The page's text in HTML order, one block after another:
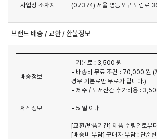
사업장 소재지 (07374) 서울 영등포구 도림로
브랜드 배송 / 교환 / 환불정보
배송정보
- 기본료 : 3,500 원
- 배송비 무료 조건 : 70,000 원 (
경우 기본료만 무료가 됩니다.)
- 제주 / 도서산간 추가비용 :
제작정보 - 5 일 이내
[교환/반품기간] 제품 수령일로부
[배송비 부담] 구매자 부담 : 단순